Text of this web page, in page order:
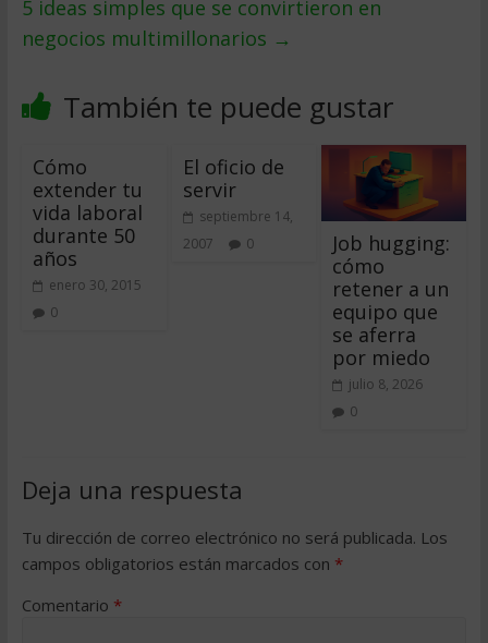
5 ideas simples que se convirtieron en
negocios multimillonarios →
También te puede gustar
Cómo
extender tu
vida laboral
durante 50
años
enero 30, 2015
0
El oficio de
servir
septiembre 14,
2007
0
Job hugging:
cómo
retener a un
equipo que
se aferra
por miedo
julio 8, 2026
0
Deja una respuesta
Tu dirección de correo electrónico no será publicada. Los
campos obligatorios están marcados con *
Comentario *